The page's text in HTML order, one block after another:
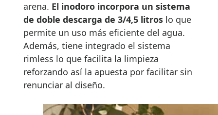
arena. El inodoro incorpora un sistema
de doble descarga de 3/4,5 litros lo que
permite un uso más eficiente del agua.
Además, tiene integrado el sistema
rimless lo que facilita la limpieza
reforzando así la apuesta por facilitar sin
renunciar al diseño.